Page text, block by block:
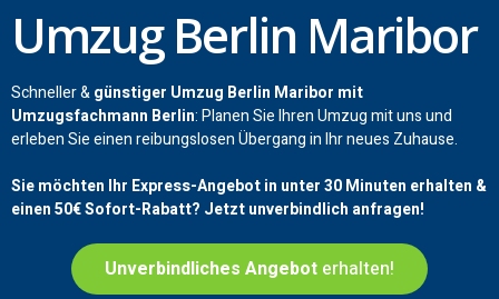
Umzug Berlin Maribor
Schneller &günstiger Umzug Berlin Maribor mit
Umzugsfachmann Berlin: Planen Sie Ihren Umzug mit uns und
erleben Sie einen reibungslosen Übergang in Ihr neues Zuhause.
Sie möchten Ihr Express-Angebot in unter 30 Minuten erhalten &
einen50€Sofort-Rabatt? Jetzt unverbindlich anfragen!
Unverbindliches Angebot erhalten!